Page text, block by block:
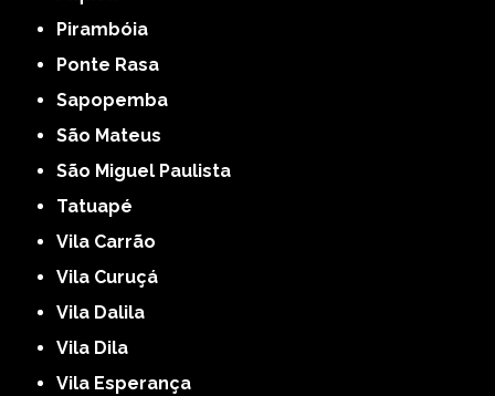
Pirambóia
Ponte Rasa
Sapopemba
São Mateus
São Miguel Paulista
Tatuapé
Vila Carrão
Vila Curuçá
Vila Dalila
Vila Dila
Vila Esperança